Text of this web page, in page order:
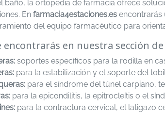
baño, la ortopedia de farmacia ofrece
En farmacia4estaciones.es encontrarás
del equipo farmacéutico para
encontrarás en nuestra sección
soportes específicos para la rodilla en
para la estabilización y el soporte del
para el síndrome del túnel carpiano,
para la epicondilitis, la epitrocleítis o el
para la contractura cervical, el latigazo